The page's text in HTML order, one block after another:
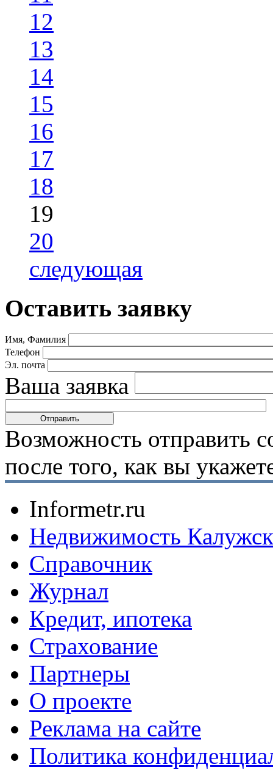
12
13
14
15
16
17
18
19
20
следующая
Оставить заявку
Имя, Фамилия
Телефон
Эл. почта
Ваша заявка
Возможность отправить
после того, как вы
Informetr.ru
Недвижимость
Справочник
Журнал
Кредит, ипотека
Страхование
Партнеры
O проекте
Реклама на сайте
Политика